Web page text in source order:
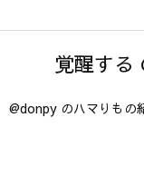
覚醒する
@donpy のハマりもの